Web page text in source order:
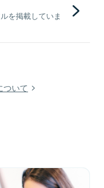
を掲載していま
ついて